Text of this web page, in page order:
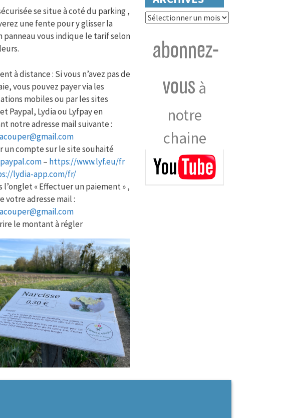
se situe à coté du parking ,
une fente pour y glisser la
panneau vous indique le tarif selon
à distance : Si vous n’avez pas de
vous pouvez payer via les
mobiles ou par les sites
Paypal, Lydia ou Lyfpay en
notre adresse mail suivante :
un compte sur le site souhaité
– https://www.lyf.eu/fr
lydia-app.com/fr/
l’onglet « Effectuer un paiement » ,
votre adresse mail :
le montant à régler
Archives
abonnez-
vous à
notre
chaine